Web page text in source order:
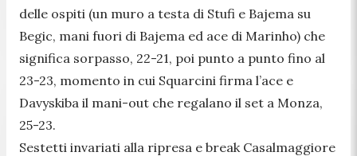
delle ospiti (un muro a testa di Stufi e Bajema su
Begic, mani fuori di Bajema ed ace di Marinho) che
significa sorpasso, 22-21, poi punto a punto fino al
23-23, momento in cui Squarcini firma l’ace e
Davyskiba il mani-out che regalano il set a Monza,
25-23.
Sestetti invariati alla ripresa e break Casalmaggiore